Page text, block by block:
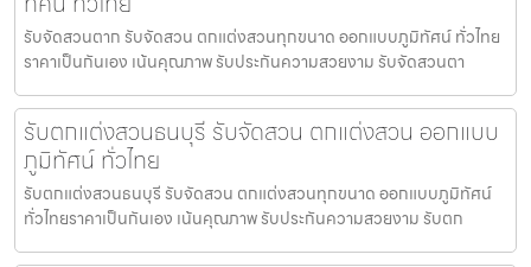
รับจัดสวนตาก รับจัดสวน ตกแต่งสวนทุกขนาด ออกแบบภูมิทัศน์ ทั่วไทย
ราคาเป็นกันเอง เน้นคุณภาพ รับประกันความสวยงาม รับจัดสวนตา
รับตกแต่งสวนธนบุรี รับจัดสวน ตกแต่งสวน ออกแบบ
ภูมิทัศน์ ทั่วไทย
รับตกแต่งสวนธนบุรี รับจัดสวน ตกแต่งสวนทุกขนาด ออกแบบภูมิทัศน์
ทั่วไทยราคาเป็นกันเอง เน้นคุณภาพ รับประกันความสวยงาม รับตก